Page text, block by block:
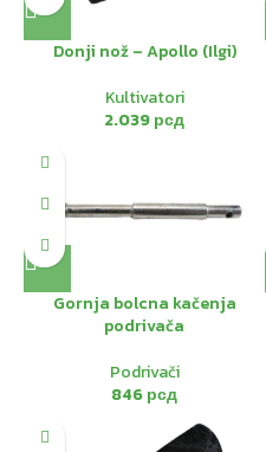
Donji nož – Apollo (Ilgi)
Kultivatori
2.039рсд
Gornja bolcna kačenja
podrivača
Podrivači
846рсд